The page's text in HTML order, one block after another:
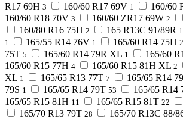
R17 69H 3 160/60 R17 69V 1 160/60
160/60 R18 70V 3 160/60 ZR17 69W 2
160/80 R16 75H 2 165 R13C 91/89R 1
1 165/55 R14 76V 1 165/60 R14 75H
75T 5 165/60 R14 79R XL 1 165/60
165/60 R15 77H 4 165/60 R15 81H XL 2
XL 1 165/65 R13 77T 7 165/65 R14
79S 1 165/65 R14 79T 53 165/65
165/65 R15 81H 11 165/65 R15 81T 22
165/70 R13 79T 28 165/70 R13C 88/